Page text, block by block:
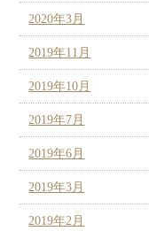
2020年3月
2019年11月
2019年10月
2019年7月
2019年6月
2019年3月
2019年2月